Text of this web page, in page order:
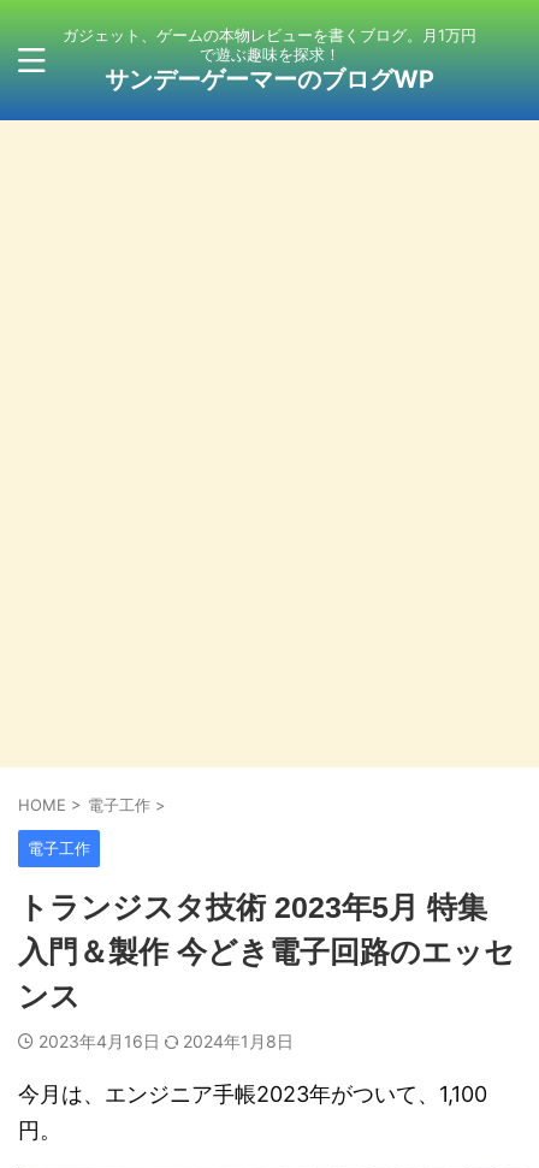
ガジェット、ゲームの本物レビューを書くブログ。月1万円
で遊ぶ趣味を探求！
サンデーゲーマーのブログWP
HOME > 電子工作 >
電子工作
トランジスタ技術 2023年5月 特集
入門＆製作 今どき電子回路のエッセ
ンス
2023年4月16日 2024年1月8日
今月は、エンジニア手帳2023年がついて、1,100
円。